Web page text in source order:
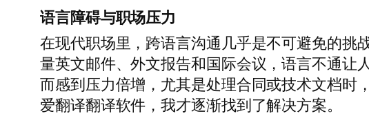
语言障碍与职场压力
在现代职场里，跨语言沟通几乎是不可避免的挑
量英文邮件、外文报告和国际会议，语言不通让
而感到压力倍增，尤其是处理合同或技术文档时
爱翻译翻译软件，我才逐渐找到了解决方案。